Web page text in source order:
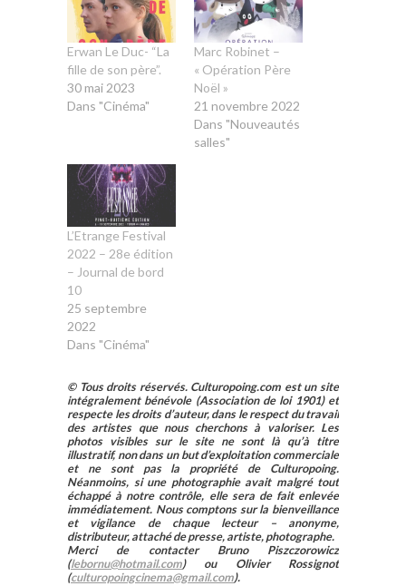
Erwan Le Duc- “La
fille de son père”.
30 mai 2023
Dans "Cinéma"
Marc Robinet –
« Opération Père
Noël »
21 novembre 2022
Dans "Nouveautés
salles"
L’Etrange Festival
2022 – 28e édition
– Journal de bord
10
25 septembre
2022
Dans "Cinéma"
© Tous droits réservés. Culturopoing.com est un site
intégralement bénévole (Association de loi 1901) et
respecte les droits d’auteur, dans le respect du travail
des artistes que nous cherchons à valoriser. Les
photos visibles sur le site ne sont là qu’à titre
illustratif, non dans un but d’exploitation commerciale
et ne sont pas la propriété de Culturopoing.
Néanmoins, si une photographie avait malgré tout
échappé à notre contrôle, elle sera de fait enlevée
immédiatement. Nous comptons sur la bienveillance
et vigilance de chaque lecteur – anonyme,
distributeur, attaché de presse, artiste, photographe.
Merci de contacter Bruno Piszczorowicz
(lebornu@hotmail.com) ou Olivier Rossignot
(culturopoingcinema@gmail.com).